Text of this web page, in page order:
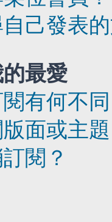
己發表
最愛
有何不
面或主
閱？